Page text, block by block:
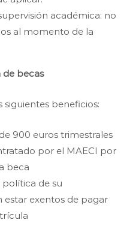
académica: no
al momento de la
de becas
siguientes beneficios:
900 euros trimestrales
por el MAECI por
beca
de su
estar exentos de pagar